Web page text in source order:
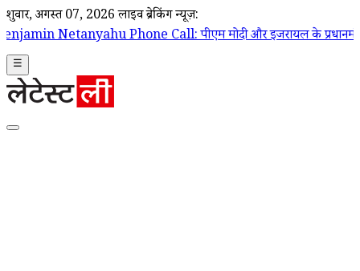
शुक्रवार, अगस्त 07, 2026 लाइव ब्रेकिंग न्यूज़:
Phone Call: पीएम मोदी और इजरायल के प्रधानमंत्री बेंजामिन नेतन्याहू के
☰